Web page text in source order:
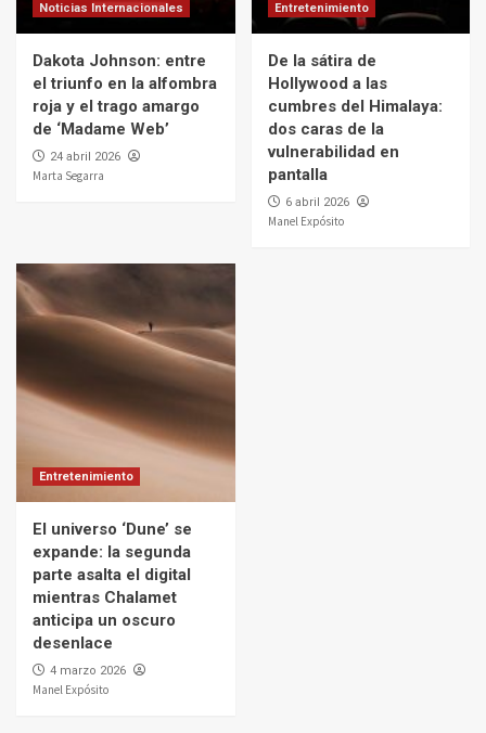
Noticias Internacionales
Dakota Johnson: entre
el triunfo en la alfombra
roja y el trago amargo
de ‘Madame Web’
24 abril 2026
Marta Segarra
Entretenimiento
De la sátira de
Hollywood a las
cumbres del Himalaya:
dos caras de la
vulnerabilidad en
pantalla
6 abril 2026
Manel Expósito
Entretenimiento
El universo ‘Dune’ se
expande: la segunda
parte asalta el digital
mientras Chalamet
anticipa un oscuro
desenlace
4 marzo 2026
Manel Expósito